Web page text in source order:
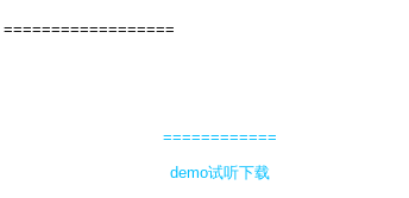
==================
============
demo试听下载